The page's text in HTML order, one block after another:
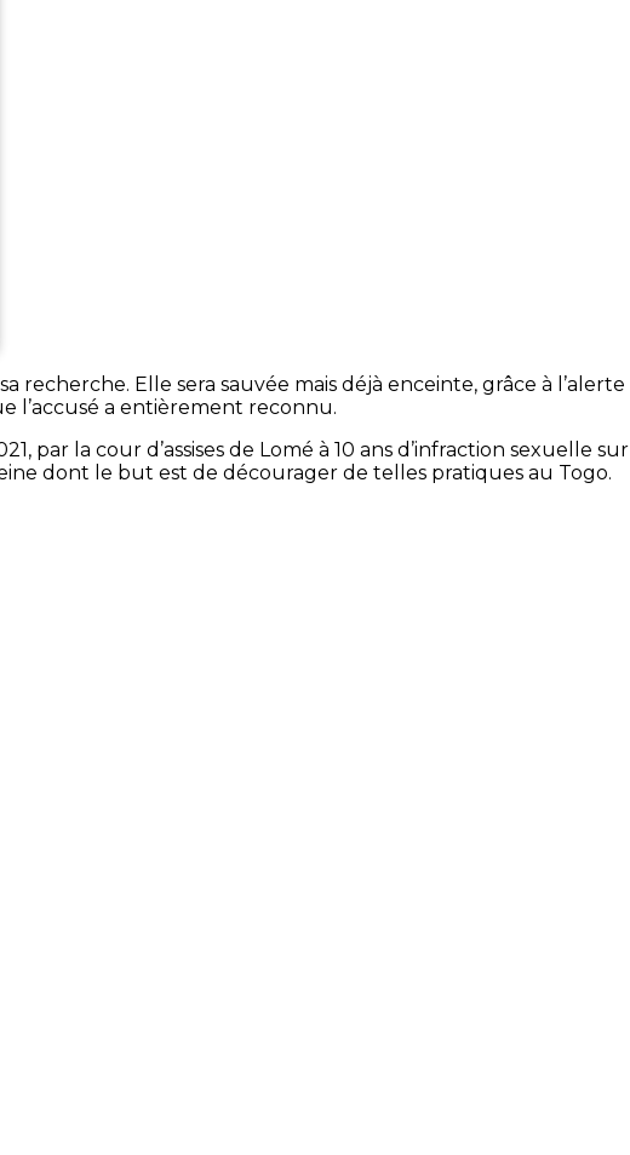
Elle sera sauvée mais déjà enceinte, grâce à l’alerte
l’accusé a entièrement reconnu.
la cour d’assises de Lomé à 10 ans d’infraction sexuelle sur
dont le but est de décourager de telles pratiques au Togo.